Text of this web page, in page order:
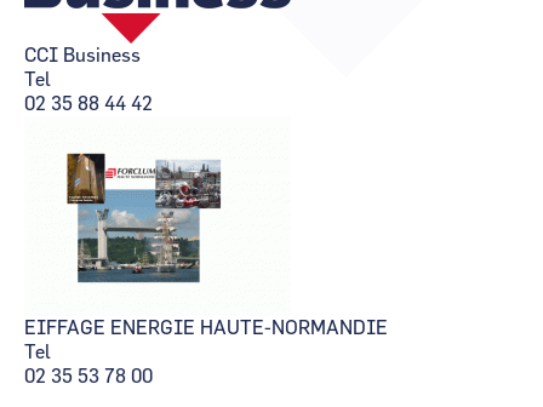
CCI Business
Occitanie
Pays de la Loire
CCI Business
Occitanie
Pays de la Loire
CCI Business
Tel
02 35 88 44 42
EIFFAGE ENERGIE HAUTE-NORMANDIE
Tel
02 35 53 78 00